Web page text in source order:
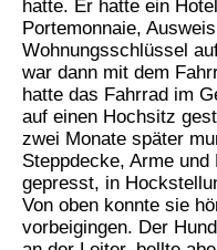
hatte. Er hatte ein
Portemonnaie,
Wohnungsschlüssel
war dann mit dem
hatte das Fahrrad im
auf einen Hochsitz
zwei Monate später
Steppdecke, Arme
gepresst, in
Von oben konnte sie
vorbeigingen. Der